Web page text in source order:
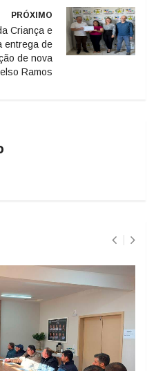
PRÓXIMO
Criança e
entrega de
de nova
Ramos